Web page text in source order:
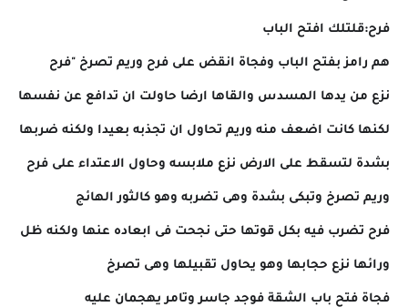
فرح:قلتلك افتح الباب
هم رامز بفتح الباب وفجاة انقض على فرح وريم تصرخ "فرح
نزع من يدها المسدس والقاها ارضا حاولت ان تدافع عن نفسها
لكنها كانت اضعف منه وريم تحاول ان تجذبه بعيدا ولكنه ضربها
بشدة لتسقط على الارض نزع ملابسه وحاول الاعتداء على فرح
وريم تصرخ وتبكى بشدة وهى تضربه وهو كالثور الهائج
فرح تضرب فيه بكل قوتها حتى نجحت فى ابعاده عنها ولكنه ظل
ورائها نزع حجابها وهو يحاول تقبيلها وهى تصرخ
فجاة فتح باب الشقة فوجد جاسر وتامر يهجمان عليه